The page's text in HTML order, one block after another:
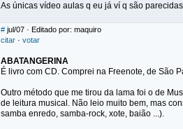
As únicas vídeo aulas q eu já ví q são
# jul/07 · Editado por: maquiro
citar · votar
ABATANGERINA
É livro com CD. Comprei na Freenote, de São
Outro método que me tirou da lama foi o de
de leitura musical. Não leio muito bem, mas
samba enredo, samba-rock, xote, baião ...).